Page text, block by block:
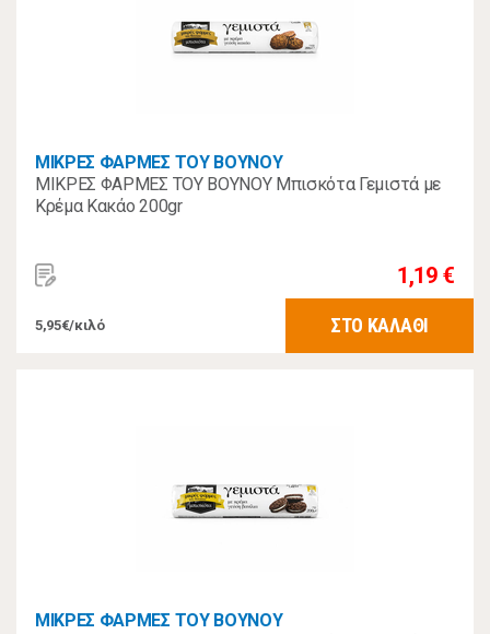
ΜΙΚΡΕΣ ΦΑΡΜΕΣ ΤΟΥ ΒΟΥΝΟΥ
ΜΙΚΡΕΣ ΦΑΡΜΕΣ ΤΟΥ ΒΟΥΝΟΥ Μπισκότα Γεμιστά με
Κρέμα Κακάο 200gr
1,19 €
5,95€/κιλό ΣΤΟ ΚΑΛΑΘΙ
ΜΙΚΡΕΣ ΦΑΡΜΕΣ ΤΟΥ ΒΟΥΝΟΥ